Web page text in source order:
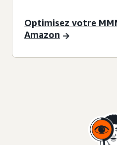
Optimisez votre
Amazon